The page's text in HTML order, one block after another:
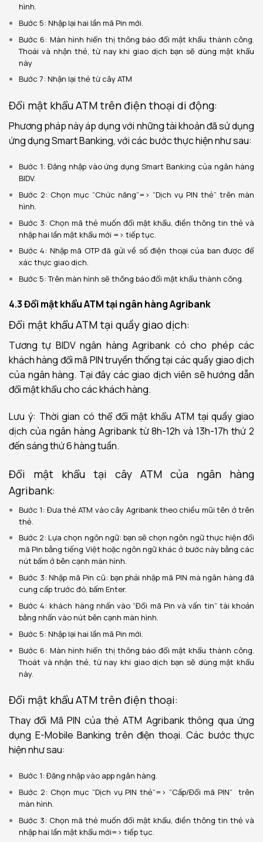
hình.
Bước 5: Nhập lại hai lần mã Pin mới.
Bước 6: Màn hình hiển thị thông báo đổi mật khẩu thành công.
Thoái và nhận thẻ, từ nay khi giao dịch bạn sẽ dùng mật khẩu
này
Bước 7: Nhận lại thẻ từ cây ATM
Đổi mật khẩu ATM trên điện thoại di động:
Phương pháp này áp dụng với những tài khoản đã sử dụng
ứng dụngSmart Banking, với các bước thực hiện như sau:
Bước 1: Đăng nhập vào ứng dụng Smart Banking của ngân hàng
BIDV.
Bước 2: Chọn mục “Chức năng”=> “Dịch vụ PIN thẻ” trên màn
hình.
Bước 3: Chọn mã thẻ muốn đổi mật khẩu, điền thông tin thẻ và
nhập hai lần mật khẩu mới => tiếp tục.
Bước 4: Nhập mã OTP đã gửi về số điện thoại của ban được để
xác thực giao dịch.
Bước 5: Trên màn hình sẽ thông báo đổi mật khẩu thành công.
4.3 Đổi mật khẩu ATM tại ngân hàng Agribank
Đổi mật khẩu ATM tại quầy giao dịch:
Tương tự BIDV ngân hàng Agribank có cho phép các
khách hàng đổi mã PIN truyền thống tại các quầy giao dịch
của ngân hàng. Tại đây các giao dịch viên sẽ hướng dẫn
đổi mật khẩu cho các khách hàng.
Lưu ý: Thời gian có thể đổi mật khẩu ATM tại quầy giao
dịch của ngân hàng Agribank từ 8h-12h và 13h-17h thứ 2
đến sáng thứ 6 hàng tuần.
Đổi mật khẩu tại cây ATM của ngân hàng
Agribank:
Bước 1: Đưa thẻ ATM vào cây Agribank theo chiều mũi tên ở trên
thẻ.
Bước 2: Lựa chọn ngôn ngữ: bạn sẽ chọn ngôn ngữ thực hiện đổi
mã Pin bằng tiếng Việt hoặc ngôn ngữ khác ở bước này bằng các
nút bấm ở bên cạnh màn hình.
Bước 3: Nhập mã Pin cũ: bạn phải nhập mã PIN mà ngân hàng đã
cung cấp trước đó, bấm Enter.
Bước 4: khách hàng nhấn vào “Đổi mã Pin và vấn tin” tài khoản
bằng nhấn vào nút bên cạnh màn hình.
Bước 5: Nhập lại hai lần mã Pin mới.
Bước 6: Màn hình hiển thị thông báo đổi mật khẩu thành công.
Thoát và nhận thẻ, từ nay khi giao dịch bạn sẽ dùng mật khẩu
này.
Đổi mật khẩu ATM trên điện thoại:
Thay đổi Mã PIN của thẻ ATM Agribank thông qua ứng
dụng E-Mobile Banking trên điện thoại. Các bước thực
hiện như sau:
Bước 1: Đăng nhập vào app ngân hàng.
Bước 2: Chọn mục “Dịch vụ PIN thẻ”=> “Cấp/Đổi mã PIN”
trên
màn hình.
Bước 3: Chọn mã thẻ muốn đổi mật khẩu, điền thông tin thẻ và
nhập hai lần mật khẩu mới=> tiếp tục.